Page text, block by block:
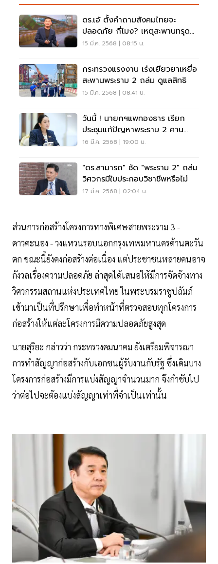
ดร.เอ้ ตั้งคำถามสังคมไทยจะ
ปลอดภัย กี่โมง? เหตุสะพานทรุด
พระราม 2
15 มี.ค. 2568 | 08:15 น.
กระทรวงแรงงาน เร่งเยียวยาเหยื่อ
สะพานพระราม 2 ถล่ม ดูแลสิทธิ
15 มี.ค. 2568 | 08:41 น.
วันนี้ ! นายกฯแพทองธาร เรียก
ประชุมแก้ปัญหาพระราม 2 คาน
สะพานถล่ม
16 มี.ค. 2568 | 19:00 น.
"ดร.สามารถ" ซัด "พระราม 2" ถล่ม
วิศวกรมีใบประกอบวิชาชีพหรือไม่
17 มี.ค. 2568 | 02:04 น.
ส่วนการก่อสร้างโครงการทางพิเศษสายพระราม 3 -
ดาวคะนอง - วงแหวนรอบนอกกรุงเทพมหานครด้านตะวัน
ตก ขณะนี้ยังคงก่อสร้างต่อเนื่อง แต่ประชาชนหลายคนอาจ
กังวลเรื่องความปลอดภัย ล่าสุดได้เสนอให้มีการจัดจ้างทาง
วิศวกรรมสถานแห่งประเทศไทย ในพระบรมราชูปถัมภ์
เข้ามาเป็นที่ปรึกษาเพื่อทำหน้าที่ตรวจสอบทุกโครงการ
ก่อสร้างให้แต่ละโครงการมีความปลอดภัยสูงสุด
นายสุริยะ กล่าวว่า กระทรวงคมนาคม ยังเตรียมพิจารณา
การทำสัญญาก่อสร้างกับเอกชนผู้รับงานกับรัฐ ซึ่งเดิมบาง
โครงการก่อสร้างมีการแบ่งสัญญาจำนวนมาก จึงกำชับไป
ว่าต่อไปจะต้องแบ่งสัญญาเท่าที่จำเป็นเท่านั้น